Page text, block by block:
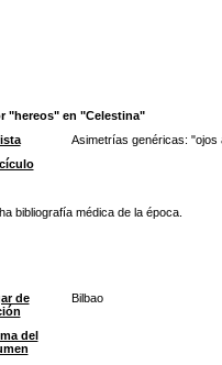
"hereos" en "Celestina"
Asimetrías genéricas: "ojos
bibliografía médica de la época.
de
Bilbao
del